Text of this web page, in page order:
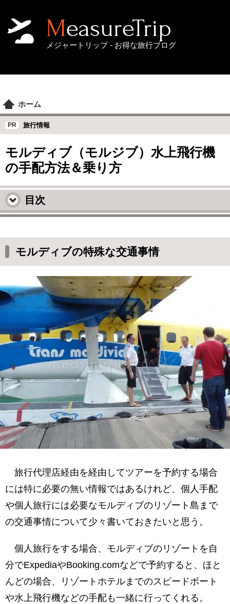
MeasureTrip
メジャートリップ - お得な旅行ブログ
ホーム
旅行情報
モルディブ（モルジブ）水上飛行機
の手配方法＆乗り方
目次
大きめのリゾートは空港まで迎えが来ているこ
連絡がない場合も焦らずに
水上飛行機に乗る流れ
水上飛行機の搭乗手続き
SPG アメックスカードの一番お得な作り方
モルディブの特殊な交通事情
旅行代理店経由を経由してツアーを予約する場合
には特に必要の無い情報ではあるけれど、個人手配
や個人旅行には必要なモルディブのリゾート島まで
の交通事情について少々書いておきたいと思う。
個人旅行をする場合、モルディブのリゾートを自
分でExpediaやBooking.comなどで予約すると、ほと
んどの場合、リゾートホテルまでのスピードボート
や水上飛行機などの手配も一緒に行ってくれる。